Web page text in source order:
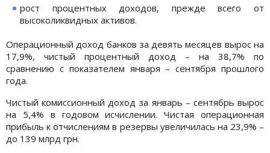
рост процентных доходов, прежде всего от
высоколиквидных активов.
Операционный доход банков за девять месяцев вырос на
17,9%, чистый процентный доход – на 38,7% по
сравнению с показателем января – сентября прошлого
года.
Чистый комиссионный доход за январь – сентябрь вырос
на 5,4% в годовом исчислении. Чистая операционная
прибыль к отчислениям в резервы увеличилась на 23,9% –
до 139 млрд грн.